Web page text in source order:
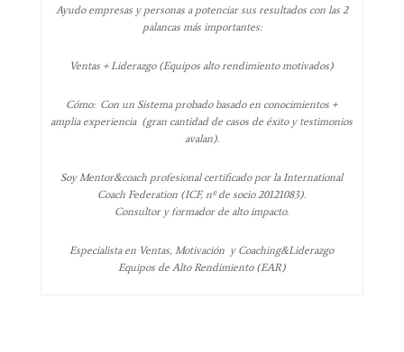
Ayudo empresas y personas a potenciar sus resultados con las 2
palancas más importantes:
Ventas + Liderazgo (Equipos alto rendimiento motivados)
Cómo: Con un Sistema probado basado en conocimientos +
amplia experiencia (gran cantidad de casos de éxito y testimonios
avalan).
Soy Mentor&coach profesional certificado por la International
Coach Federation (ICF, nº de socio 20121083).
Consultor y formador de alto impacto.
Especialista en Ventas, Motivación y Coaching&Liderazgo
Equipos de Alto Rendimiento (EAR)